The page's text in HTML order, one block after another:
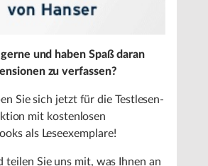
und haben Spaß daran
zu verfassen?
Sie sich jetzt für die Testlesen-
mit kostenlosen
als Leseexemplare!
teilen Sie uns mit, was Ihnen an